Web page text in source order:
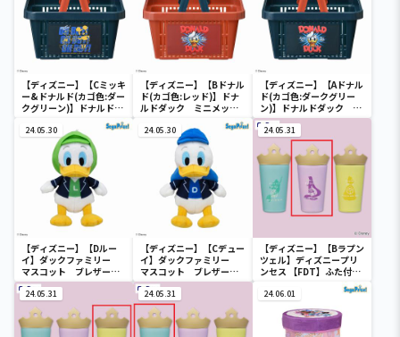
【ディズニー】【Cミッキ
ー&ドナルド(カゴ色:ダー
クグリーン)】ドナルドダ
ック ミニメッシュカゴ
【ディズニー】【Bドナル
ド(カゴ色:レッド)】ドナ
ルドダック ミニメッシ
【ディズニー】【Aドナル
ド(カゴ色:ダークグリー
ン)】ドナルドダック ミ
ニメッシュカゴ
24.05.30
【ディズニー】【Dルー
イ】ダックファミリー
マスコット ブレザーコ
スチューム
24.05.30
【ディズニー】【Cデュー
イ】ダックファミリー
マスコット ブレザーコ
スチューム
24.05.31
【ディズニー】【Bラプン
ツェル】ディズニープリ
ンセス 【FDT】ふた付き
24.05.31 24.05.31 24.06.01